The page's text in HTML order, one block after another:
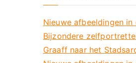
Nieuwe afbeeldingen in
Bijzondere
Graaff naar het